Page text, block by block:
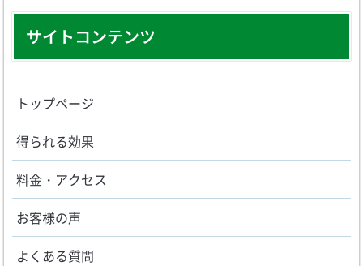
サイトコンテンツ
トップページ
得られる効果
料金・アクセス
お客様の声
よくある質問